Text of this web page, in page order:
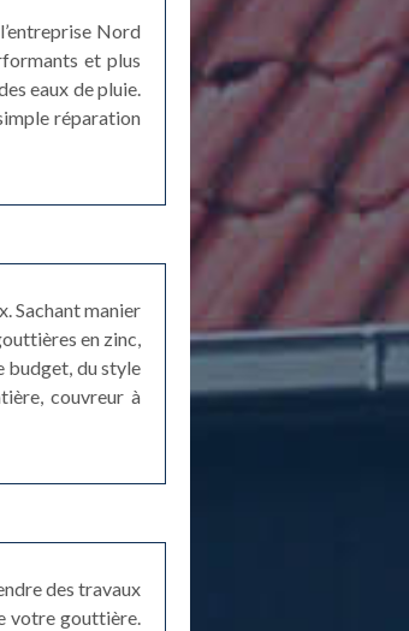
Nord
et plus
eaux de pluie.
réparation
Sachant manier
en zinc,
budget, du style
couvreur à
des travaux
votre gouttière.